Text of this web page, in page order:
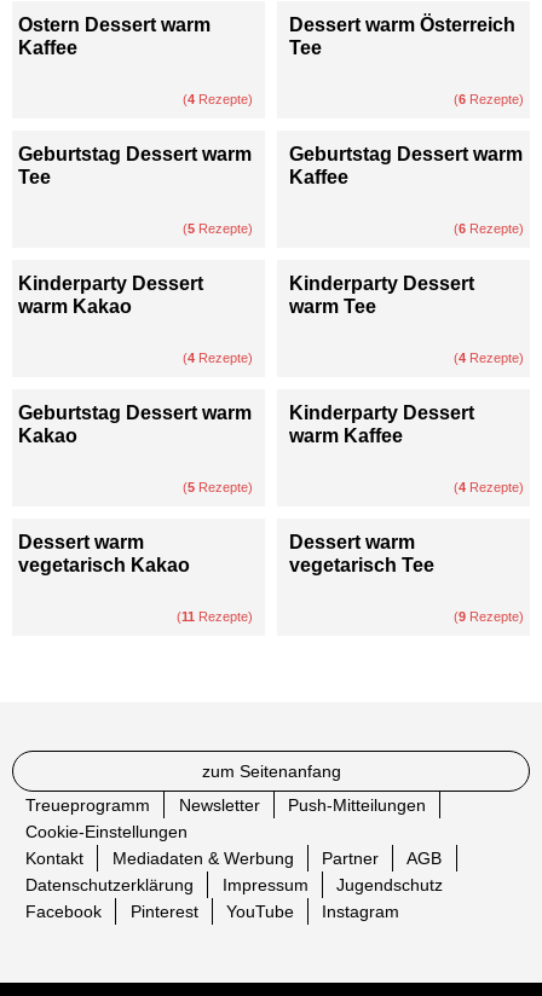
Ostern Dessert warm
Kaffee
(4 Rezepte)
Dessert warm Österreich
Tee
(6 Rezepte)
Geburtstag Dessert warm
Tee
(5 Rezepte)
Geburtstag Dessert warm
Kaffee
(6 Rezepte)
Kinderparty Dessert
warm Kakao
(4 Rezepte)
Kinderparty Dessert
warm Tee
(4 Rezepte)
Geburtstag Dessert warm
Kakao
(5 Rezepte)
Kinderparty Dessert
warm Kaffee
(4 Rezepte)
Dessert warm
vegetarisch Kakao
(11 Rezepte)
Dessert warm
vegetarisch Tee
(9 Rezepte)
zum Seitenanfang
Treueprogramm
Newsletter
Push-Mitteilungen
Cookie-Einstellungen
Kontakt
Mediadaten & Werbung Partner
AGB
Datenschutzerklärung
Impressum
Jugendschutz
Facebook
Pinterest YouTube Instagram